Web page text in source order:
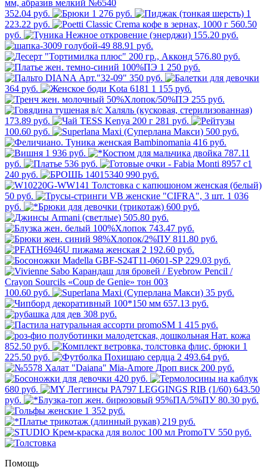
352.04 руб. 1 276 руб.
1
223.22 руб.
560.50
руб.
155.20 руб.
88.91 руб.
576.80 руб.
1 250 руб.
350 руб.
364 руб.
1 155 руб.
255 руб.
173.89 руб.
281 руб.
100.60 руб.
500 руб.
416 руб.
1 936 руб.
787.11
руб.
536 руб.
240 руб.
990 руб.
50 руб.
1 036
руб.
600 руб.
505.80 руб.
743.47 руб.
811.80 руб.
2 192.60 руб.
229.03 руб.
100.60 руб.
35 руб.
657.13 руб.
308 руб.
1 415 руб.
852.50 руб.
1
225.50 руб.
2 493.64 руб.
200 руб.
420 руб.
680 руб.
643.50
руб.
80.30 руб.
1 352 руб.
219 руб.
550 руб.
Помощь